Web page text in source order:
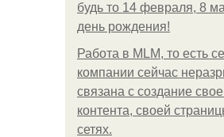
будь то 14 февраля, 8
день рождения!
Работа в MLM, то есть
компании сейчас
связана с создание
контента, своей
сетях.